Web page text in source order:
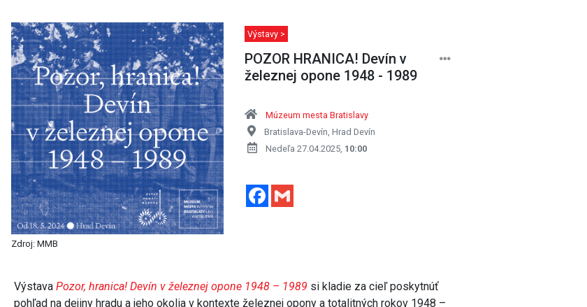
Zdroj: MMB
Výstavy >
POZOR HRANICA! Devín v
železnej opone 1948 - 1989
Múzeum mesta Bratislavy
Bratislava-Devín, Hrad Devín
Nedeľa 27.04.2025, 10:00
Facebook
VýstavaPozor, hranica! Devín v železnej opone 1948 – 1989 si kladie za cieľ poskytnúť
pohľad na dejiny hradu a jeho okolia v kontexte železnej opony a totalitných rokov 1948 –